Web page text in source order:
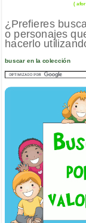
(
¿Prefieres
o personajes
hacerlo
buscar en la colección